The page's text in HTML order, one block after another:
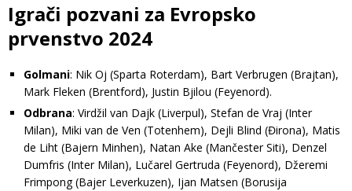
Igrači pozvani za Evropsko
prvenstvo 2024
Golmani: Nik Oj (Sparta Roterdam), Bart Verbrugen (Brajtan),
Mark Fleken (Brentford), Justin Bjilou (Feyenord).
Odbrana: Virdžil van Dajk (Liverpul), Stefan de Vraj (Inter
Milan), Miki van de Ven (Totenhem), Dejli Blind (Đirona), Matis
de Liht (Bajern Minhen), Natan Ake (Mančester Siti), Denzel
Dumfris (Inter Milan), Lučarel Gertruda (Feyenord), Džeremi
Frimpong (Bajer Leverkuzen), Ijan Matsen (Borusija